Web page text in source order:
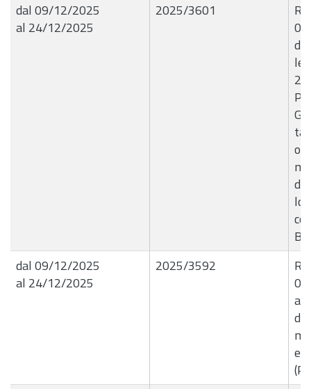
dal 09/12/2025
al 24/12/2025
2025/3601
lo
dal 09/12/2025
al 24/12/2025
2025/3592
a
di